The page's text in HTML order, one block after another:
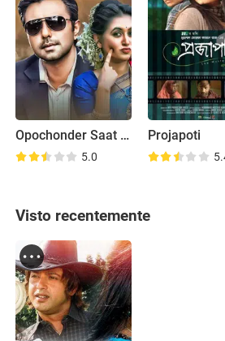
Opochonder Saat Din
5.0
Projapoti
Visto recentemente